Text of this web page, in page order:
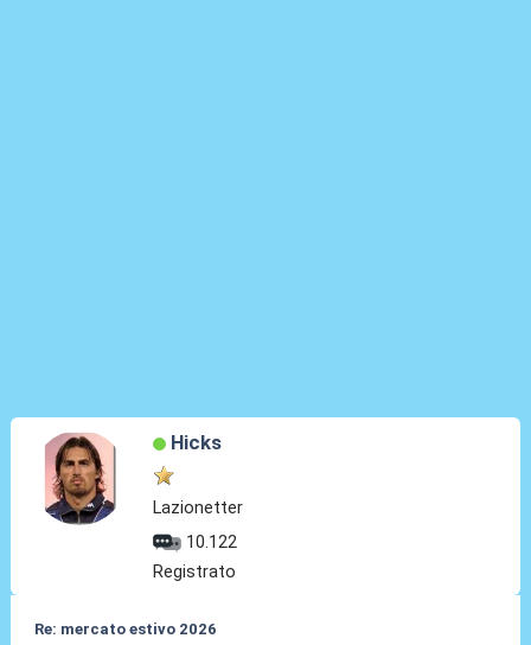
Hicks
Lazionetter
10.122
Registrato
Re: mercato estivo 2026